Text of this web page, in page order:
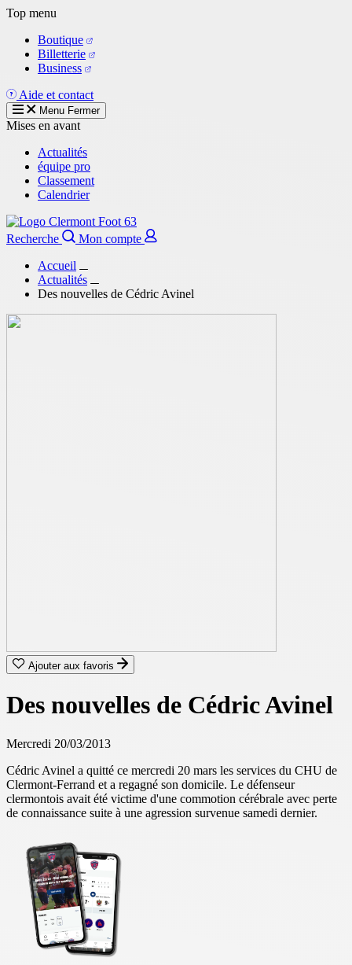
Aller
contenu
principal
Top menu
Boutique
Billetterie
Business
Aide et contact
Menu Fermer
Mises en avant
Actualités
équipe pro
Classement
Calendrier
Recherche
Mon compte
Accueil
Actualités
Des nouvelles de Cédric Avinel
Ajouter aux favoris
Des nouvelles de Cédric Avinel
Mercredi 20/03/2013
Cédric Avinel a quitté ce mercredi 20 mars les services du CHU de
Clermont-Ferrand et a regagné son domicile. Le défenseur
clermontois avait été victime d'une commotion cérébrale avec perte
de connaissance suite à une agression survenue samedi dernier.